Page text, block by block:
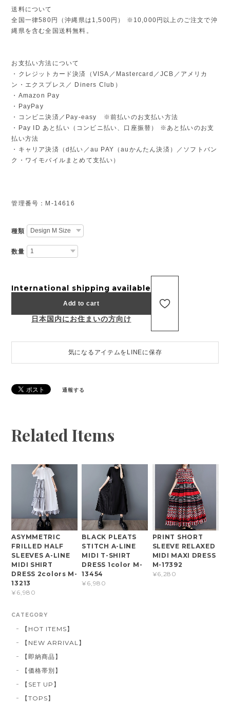
送料について
全国一律580円（沖縄県は1,500円） ※10,000円以上のご注文で沖
縄県を含む全国送料無料。
お支払い方法について
・クレジットカード決済（VISA／Mastercard／JCB／アメリカ
ン・エクスプレス／ Diners Club）
・Amazon Pay
・PayPay
・コンビニ決済／Pay-easy ※前払いのお支払い方法
・Pay ID あと払い（コンビニ払い、口座振替） ※あと払いのお支
払い方法
・キャリア決済（d払い／au PAY（auかんたん決済）／ソフトバン
ク・ワイモバイルまとめて支払い）
管理番号：M-14616
種類
数量
International shipping available
Add to cart
日本国内にお住まいの方向け
気になるアイテムをLINEに保存
通報する
Related Items
ASYMMETRIC
FRILLED HALF
SLEEVES A-LINE
MIDI SHIRT
DRESS 2colors M-
13213
¥6,980
BLACK PLEATS
STITCH A-LINE
MIDI T-SHIRT
DRESS 1color M-
13454
¥6,980
PRINT SHORT
SLEEVE RELAXED
MIDI MAXI DRESS
M-17392
¥6,280
CATEGORY
【HOT ITEMS】
【NEW ARRIVAL】
【即納商品】
【価格帯別】
【SET UP】
【TOPS】